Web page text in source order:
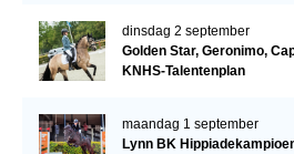
dinsdag 2 september
Golden Star, Geronimo,
KNHS-Talentenplan
maandag 1 september
Lynn BK